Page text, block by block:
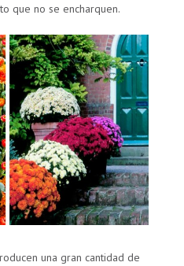
que no se encharquen.
una gran cantidad de